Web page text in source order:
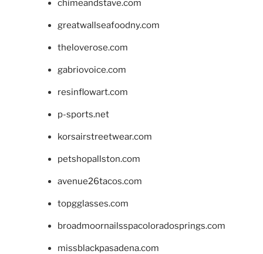
chimeandstave.com
greatwallseafoodny.com
theloverose.com
gabriovoice.com
resinflowart.com
p-sports.net
korsairstreetwear.com
petshopallston.com
avenue26tacos.com
topgglasses.com
broadmoornailsspacoloradosprings.com
missblackpasadena.com